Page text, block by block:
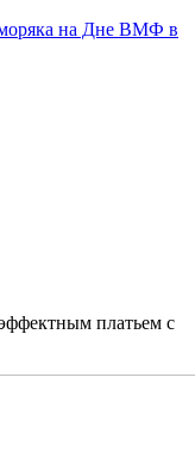
на Дне ВМФ в
платьем с